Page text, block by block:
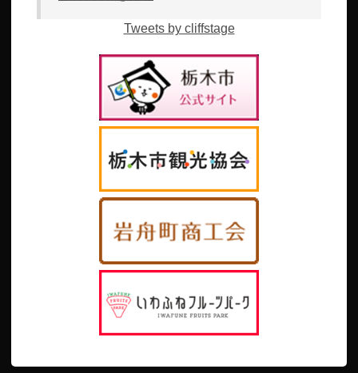
Tweets by cliffstage